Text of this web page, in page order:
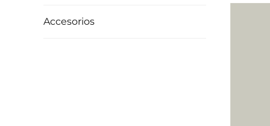
Accesorios